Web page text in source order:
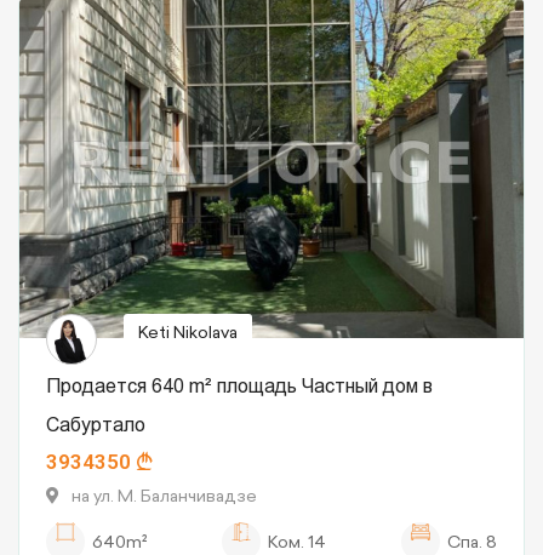
Keti Nikolava
Продается 640 m² площадь Частный дом в
Сабуртало
3934350
на ул. М. Баланчивадзе
640m²
Ком. 14 Спа. 8